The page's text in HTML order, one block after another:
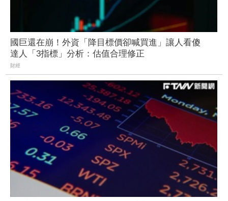
國巨還在崩！外資「降目標價卻喊買進」讓人看傻
達人「3指標」分析：估值合理修正
財經